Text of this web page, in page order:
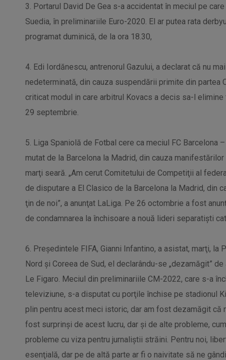
3. Portarul David De Gea s-a accidentat în meciul pe
Suedia, în preliminariile Euro-2020. El ar putea rata
programat duminică, de la ora 18.30,
4. Edi Iordănescu, antrenorul Gazului, a declarat că nu
nedeterminată, din cauza suspendării primite din partea
criticat modul in care arbitrul Kovacs a decis sa-l elimine
29 septembrie.
5. Liga Spaniolă de Fotbal cere ca meciul FC Barcelona
mutat de la Barcelona la Madrid, din cauza
marţi seară. „Am cerut Comitetului de Competiţii al
de disputare a El Clasico de la Barcelona la Madrid, din
ţin de noi”, a anunţat LaLiga. Pe 26 octombrie a fost
de condamnarea la închisoare a nouă lideri separatişti
6. Preşedintele FIFA, Gianni Infantino, a asistat, marţi, la
Nord şi Coreea de Sud, el declarându-se „dezamăgit”
Le Figaro. Meciul din preliminariile CM-2022, care s-a
televiziune, s-a disputat cu porţile închise pe stadionul
plin pentru acest meci istoric, dar am fost dezamăgit că
fost surprinşi de acest lucru, dar şi de alte probleme,
probleme cu viza pentru jurnaliştii străini. Pentru noi,
esenţială, dar pe de altă parte ar fi o naivitate să ne